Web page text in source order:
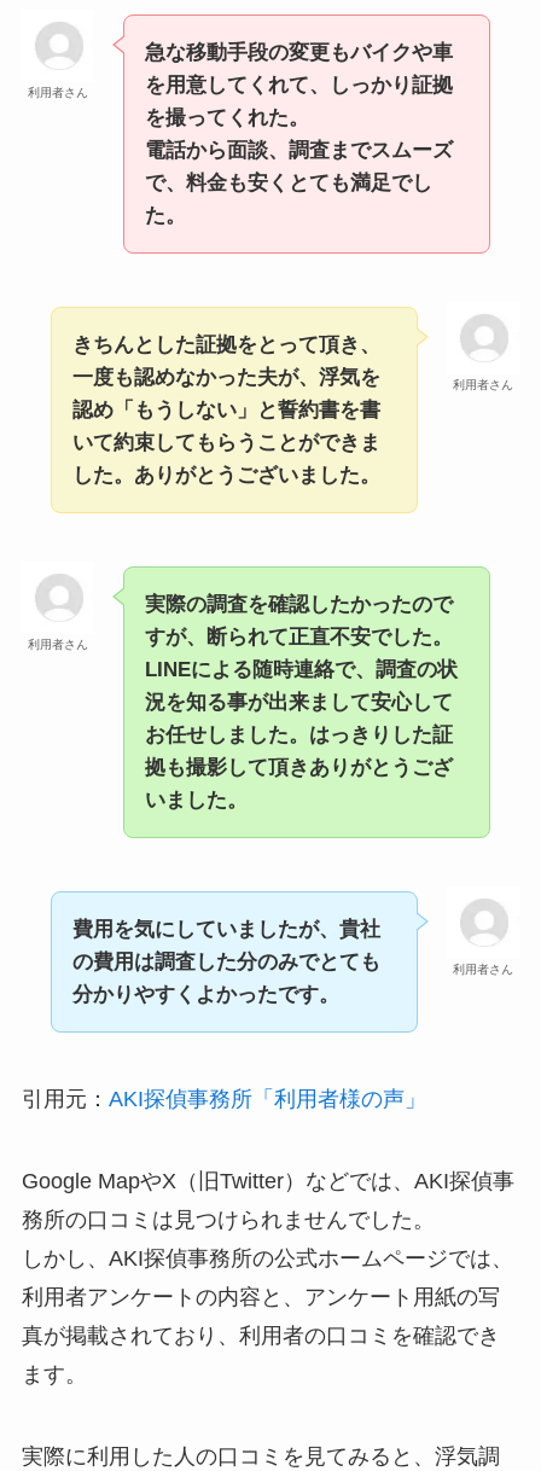
利用者さん
急な移動手段の変更もバイクや車
を用意してくれて、しっかり証拠
を撮ってくれた。
電話から面談、調査までスムーズ
で、料金も安くとても満足でし
た。
利用者さん
きちんとした証拠をとって頂き、
一度も認めなかった夫が、浮気を
認め「もうしない」と誓約書を書
いて約束してもらうことができま
した。ありがとうございました。
利用者さん
実際の調査を確認したかったので
すが、断られて正直不安でした。
LINEによる随時連絡で、調査の状
況を知る事が出来まして安心して
お任せしました。はっきりした証
拠も撮影して頂きありがとうござ
いました。
利用者さん
費用を気にしていましたが、貴社
の費用は調査した分のみでとても
分かりやすくよかったです。
引用元： AKI探偵事務所「利用者様の声」
Google MapやX（旧Twitter）などでは、AKI探偵事
務所の口コミは見つけられませんでした。
しかし、AKI探偵事務所の公式ホームページでは、
利用者アンケートの内容と、アンケート用紙の写
真が掲載されており、利用者の口コミを確認でき
ます。
実際に利用した人の口コミを見てみると、浮気調